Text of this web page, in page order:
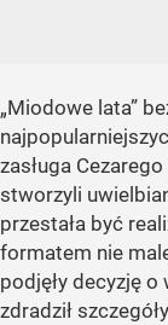
„Miodowe lata”
zasługa
stworzyli
przestała być
formatem nie
podjęły decyzję
zdradził